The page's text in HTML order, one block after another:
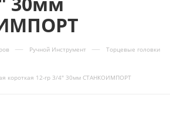
— Ручной Инструмент — Торцевые головки
короткая 12-гр 3/4" 30мм СТАНКОИМПОРТ